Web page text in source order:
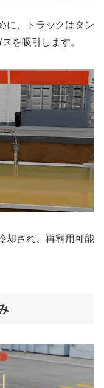
に、トラックはタン
を吸引します。
却され、再利用可能